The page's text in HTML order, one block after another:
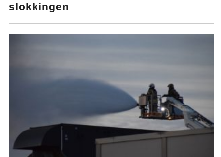
slokkingen